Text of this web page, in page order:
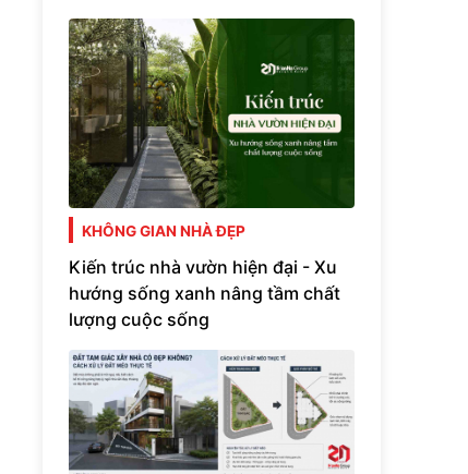
KHÔNG GIAN NHÀ ĐẸP
Kiến trúc nhà vườn hiện đại - Xu
hướng sống xanh nâng tầm chất
lượng cuộc sống